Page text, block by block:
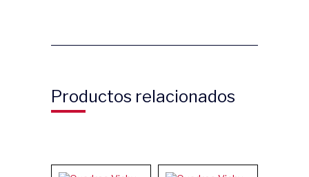
Productos relacionados